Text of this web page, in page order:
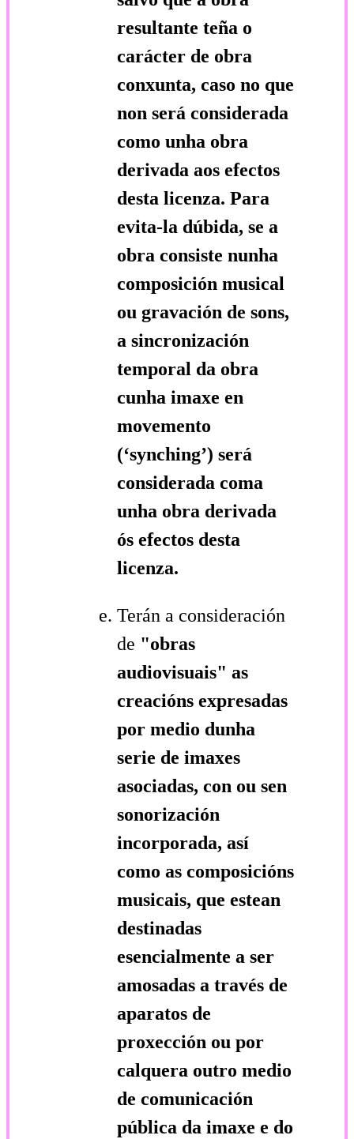
resultante teña o
carácter de obra
conxunta, caso no que
non será considerada
como unha obra
derivada aos efectos
desta licenza. Para
evita-la dúbida, se a
obra consiste nunha
composición musical
ou gravación de sons,
a sincronización
temporal da obra
cunha imaxe en
movemento
(‘synching’) será
considerada coma
unha obra derivada
ós efectos desta
licenza.
Terán a consideración
de "obras
audiovisuais" as
creacións expresadas
por medio dunha
serie de imaxes
asociadas, con ou sen
sonorización
incorporada, así
como as composicións
musicais, que estean
destinadas
esencialmente a ser
amosadas a través de
aparatos de
proxección ou por
calquera outro medio
de comunicación
pública da imaxe e do